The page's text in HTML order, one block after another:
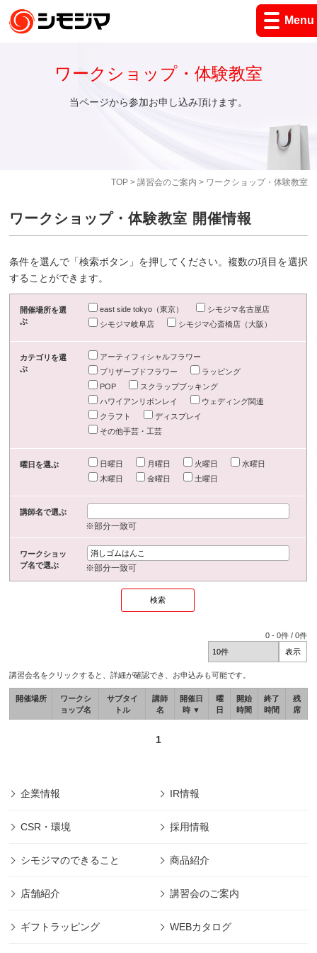
Menu
TOP> 講習会のご案内 > ワークショップ・体験教室
ワークショップ・体験教室
当ページから参加お申し込み頂けます。
ワークショップ・体験教室 開催情報
条件を選んで「検索ボタン」を押してください。複数の項目を選択
することができます。
開催場所を選
ぶ
east side tokyo（東京）
シモジマ名古屋店
シモジマ岐阜店
シモジマ心斎橋店（大阪）
カテゴリを選
ぶ
アーティフィシャルフラワー
プリザーブドフラワー
ラッピング
POP
スクラップブッキング
ハワイアンリボンレイ
ウェディング関連
クラフト
ディスプレイ
その他手芸・工芸
曜日を選ぶ 日曜日 月曜日 火曜日
水曜日
木曜日
金曜日 土曜日
講師名で選ぶ
※部分一致可
ワークショッ
プ名で選ぶ
※部分一致可
0 -0件 /0件
講習会名をクリックすると、詳細が確認でき、お申込みも可能です。
開催場所
ワークシ
ョップ名
サブタイ
トル
講師
名
開催日
時 ▼
曜
日
開始
時間
終了
時間
残
席
1
企業情報 IR情報
CSR・環境 採用情報
シモジマのできること 商品紹介
店舗紹介 講習会のご案内
ギフトラッピング WEBカタログ